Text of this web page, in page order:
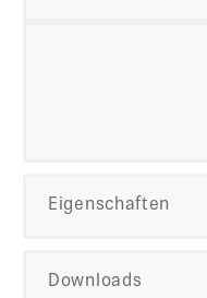
Eigenschaften
Downloads